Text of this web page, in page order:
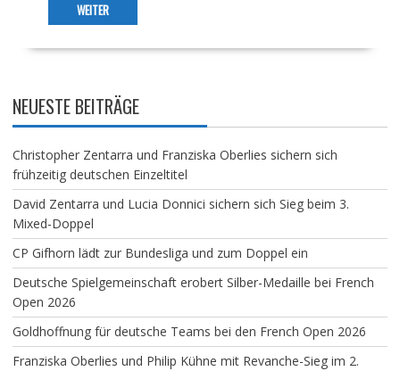
WEITER
NEUESTE BEITRÄGE
Christopher Zentarra und Franziska Oberlies sichern sich
frühzeitig deutschen Einzeltitel
David Zentarra und Lucia Donnici sichern sich Sieg beim 3.
Mixed-Doppel
CP Gifhorn lädt zur Bundesliga und zum Doppel ein
Deutsche Spielgemeinschaft erobert Silber-Medaille bei French
Open 2026
Goldhoffnung für deutsche Teams bei den French Open 2026
Franziska Oberlies und Philip Kühne mit Revanche-Sieg im 2.